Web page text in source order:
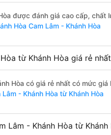
được đánh giá cao cấp, chất
Hòa Cam Lâm - Khánh Hòa
từ Khánh Hòa giá rẻ
Hòa có giá rẻ nhất có mức
Lâm - Khánh Hòa từ Khánh Hòa
Lâm - Khánh Hòa từ Khánh